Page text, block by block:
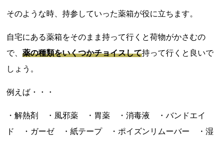
そのような時、持参していった薬箱が役に立ちます。
自宅にある薬箱をそのまま持って行くと荷物がかさむの
で、薬の種類をいくつかチョイスして持って行くと良いで
しょう。
例えば・・・
・解熱剤 ・風邪薬 ・胃薬 ・消毒液 ・バンドエイ
ド ・ガーゼ ・紙テープ ・ポイズンリムーバー ・湿